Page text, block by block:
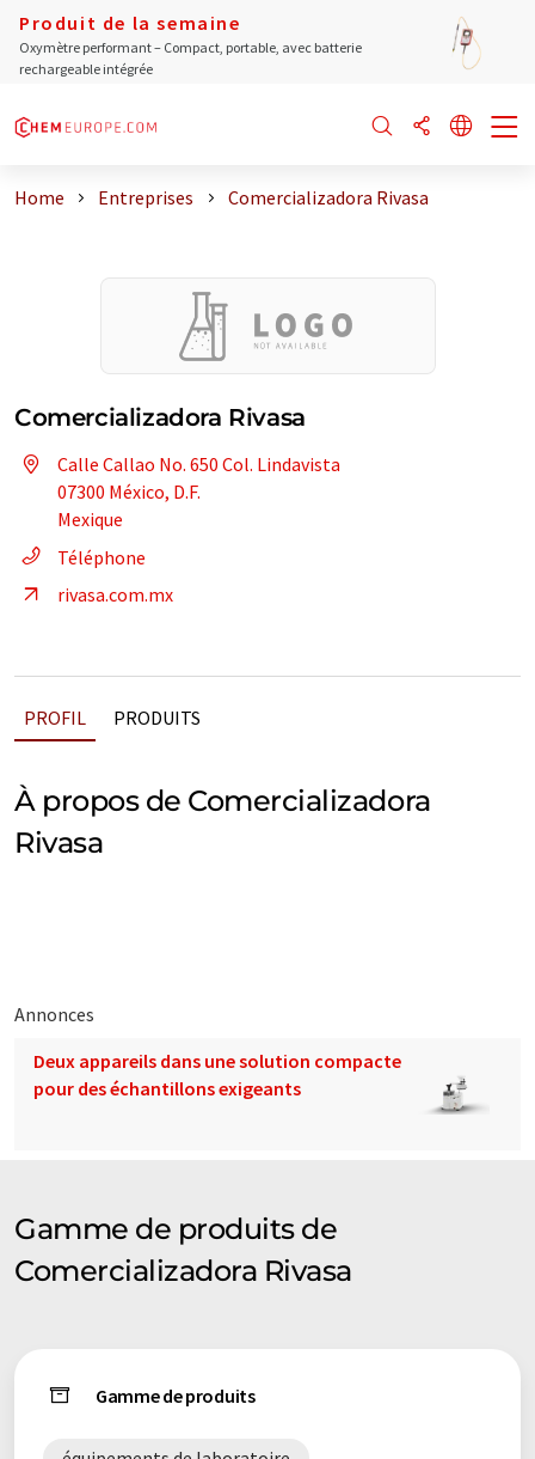
Produit de la semaine
Oxymètre performant – Compact, portable, avec batterie
rechargeable intégrée
Home Entreprises Comercializadora Rivasa
Comercializadora Rivasa
Calle Callao No. 650 Col. Lindavista
07300 México, D.F.
Mexique
Téléphone
rivasa.com.mx
PROFIL PRODUITS
À propos de Comercializadora
Rivasa
Annonces
Deux appareils dans une solution compacte
pour des échantillons exigeants
Gamme de produits de
Comercializadora Rivasa
Gamme de produits